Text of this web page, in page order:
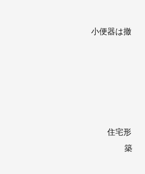
は撤
形
宅 築